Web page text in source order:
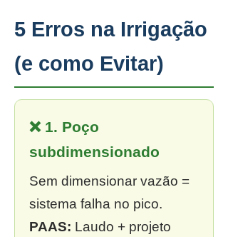
5 Erros na Irrigação
(e como Evitar)
❌ 1. Poço
subdimensionado
Sem dimensionar vazão =
sistema falha no pico.
PAAS: Laudo + projeto